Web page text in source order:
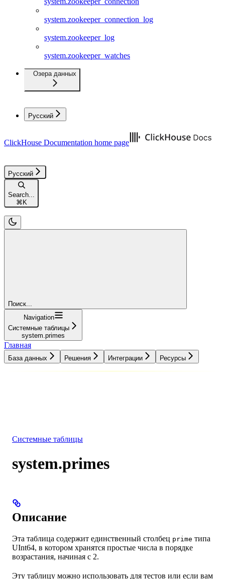
system.zookeeper_connection_log
system.zookeeper_log
system.zookeeper_watches
Озера данных
Русский
ClickHouse Documentation home page
Русский
Search...
⌘K
Поиск...
Navigation
Системные таблицы
system.primes
Главная
База данных Решения Интеграции Ресурсы
Системные таблицы
system.primes
Описание
Эта таблица содержит единственный столбец prime типа
UInt64, в котором хранятся простые числа в порядке
возрастания, начиная с 2.
Эту таблицу можно использовать для тестов или если вам